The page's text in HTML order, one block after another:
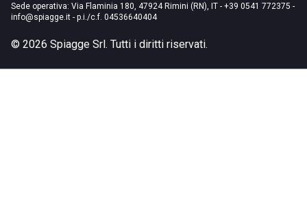
Sede operativa: Via Flaminia 180, 47924 Rimini (RN), IT - +39 0541 772375 -
info@spiagge.it - p.i./c.f. 04536640404
© 2026 Spiagge Srl. Tutti i diritti riservati.